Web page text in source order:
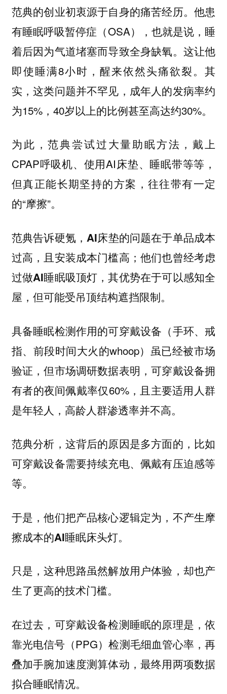
范典的创业初衷源于自身的痛苦经历。他患
有睡眠呼吸暂停症（OSA），也就是说，睡
着后因为气道堵塞而导致全身缺氧。这让他
即使睡满8小时，醒来依然头痛欲裂。其
实，这类问题并不罕见，成年人的发病率约
为15%，40岁以上的比例甚至高达约30%。
为此，范典尝试过大量助眠方法，戴上
CPAP呼吸机、使用AI床垫、睡眠带等等，
但真正能长期坚持的方案，往往带有一定
的“摩擦”。
范典告诉硬氪，AI床垫的问题在于单品成本
过高，且安装成本门槛高；他们也曾经考虑
过做AI睡眠吸顶灯，其优势在于可以感知全
屋，但可能受吊顶结构遮挡限制。
具备睡眠检测作用的可穿戴设备（手环、戒
指、前段时间大火的whoop）虽已经被市场
验证，但市场调研数据表明，可穿戴设备拥
有者的夜间佩戴率仅60%，且主要适用人群
是年轻人，高龄人群渗透率并不高。
范典分析，这背后的原因是多方面的，比如
可穿戴设备需要持续充电、佩戴有压迫感等
等。
于是，他们把产品核心逻辑定为， 不产生摩
擦成本的AI睡眠床头灯。
只是，这种思路虽然解放用户体验，却也产
生了更高的技术门槛。
在过去，可穿戴设备检测睡眠的原理是，依
靠光电信号（PPG）检测毛细血管心率，再
叠加手腕加速度测算体动，最终用两项数据
拟合睡眠情况。